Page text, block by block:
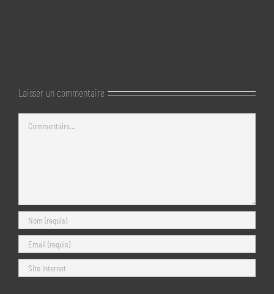
Laisser un commentaire